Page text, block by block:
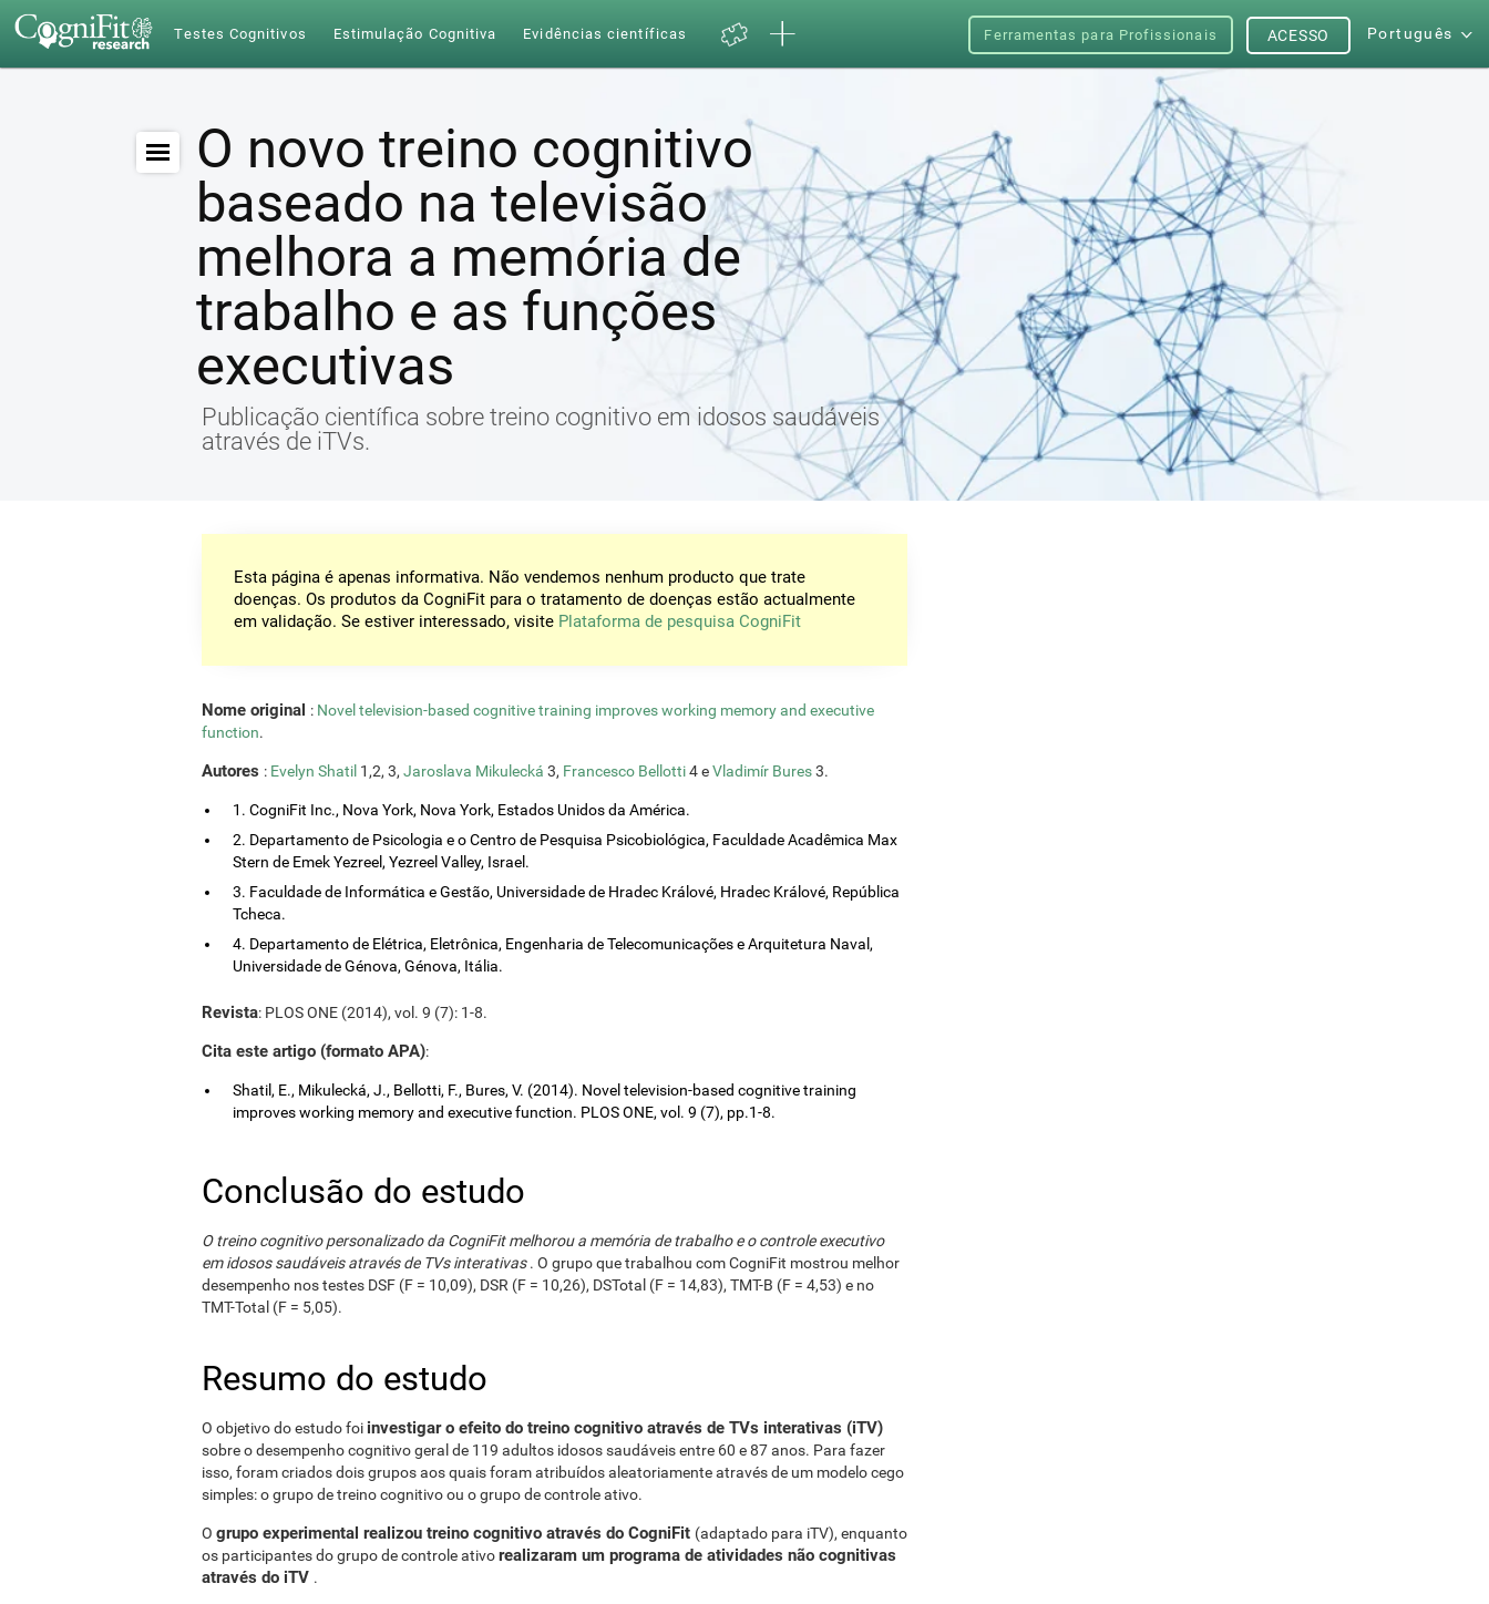
Testes Cognitivos Estimulação Cognitiva Evidências científicas Ferramentas para Profissionais Português
ACESSO
O novo treino cognitivo
baseado na televisão
melhora a memória de
trabalho e as funções
executivas
Publicação científica sobre treino cognitivo em idosos saudáveis ​​
através de iTVs.
Esta página é apenas informativa. Não vendemos nenhum producto que trate
doenças. Os produtos da CogniFit para o tratamento de doenças estão actualmente
em validação. Se estiver interessado, visite Plataforma de pesquisa CogniFit
Nome original : Novel television-based cognitive training improves working memory and executive
function.
Autores : Evelyn Shatil 1,2, 3, Jaroslava Mikulecká 3, Francesco Bellotti4 eVladimír Bures3.
1. CogniFit Inc., Nova York, Nova York, Estados Unidos da América.
2. Departamento de Psicologia e o Centro de Pesquisa Psicobiológica, Faculdade Acadêmica Max
Stern de Emek Yezreel, Yezreel Valley, Israel.
3. Faculdade de Informática e Gestão, Universidade de Hradec Králové, Hradec Králové, República
Tcheca.
4. Departamento de Elétrica, Eletrônica, Engenharia de Telecomunicações e Arquitetura Naval,
Universidade de Génova, Génova, Itália.
Revista: PLOS ONE (2014), vol. 9 (7): 1-8.
Cita este artigo (formato APA):
Shatil, E., Mikulecká, J., Bellotti, F., Bures, V. (2014). Novel television-based cognitive training
improves working memory and executive function. PLOS ONE, vol. 9 (7), pp.1-8.
Conclusão do estudo
O treino cognitivo personalizado da CogniFit melhorou a memória de trabalho e o controle executivo
em idosos saudáveis ​​através de TVs interativas. O grupo que trabalhou com CogniFit mostrou melhor
desempenho nos testes DSF (F = 10,09), DSR (F = 10,26), DSTotal (F = 14,83), TMT-B (F = 4,53) e no
TMT-Total (F = 5,05).
Resumo do estudo
O objetivo do estudo foi investigar o efeito do treino cognitivo através de TVs interativas (iTV)
sobre o desempenho cognitivo geral de 119 adultos idosos saudáveis ​​entre 60 e 87 anos. Para fazer
isso, foram criados dois grupos aos quais foram atribuídos aleatoriamente através de um modelo cego
simples: o grupo de treino cognitivo ou o grupo de controle ativo.
O grupo experimental realizou treino cognitivo através do CogniFit (adaptado para iTV), enquanto
os participantes do grupo de controle ativorealizaram um programa de atividades não cognitivas
através do iTV .